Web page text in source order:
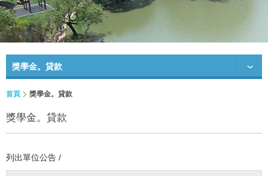
獎學金。貸款
首頁 獎學金。貸款
獎學金。貸款
列出單位公告 /